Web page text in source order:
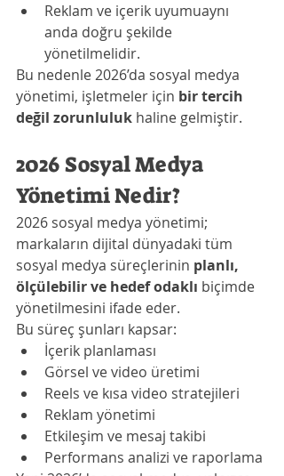
Reklam ve içerik uyumuaynı
anda doğru şekilde
yönetilmelidir.
Bu nedenle 2026’da sosyal medya
yönetimi, işletmeler için bir tercih
değil zorunluluk haline gelmiştir.
2026 Sosyal Medya
Yönetimi Nedir?
2026 sosyal medya yönetimi;
markaların dijital dünyadaki tüm
sosyal medya süreçlerinin planlı,
ölçülebilir ve hedef odaklı biçimde
yönetilmesini ifade eder.
Bu süreç şunları kapsar:
İçerik planlaması
Görsel ve video üretimi
Reels ve kısa video stratejileri
Reklam yönetimi
Etkileşim ve mesaj takibi
Performans analizi ve raporlama